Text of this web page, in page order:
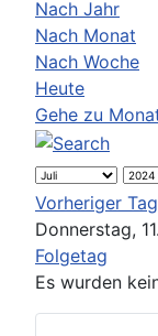
Nach Jahr
Nach Monat
Nach Woche
Heute
Gehe zu
Vorheriger Tag
Donnerstag,
Folgetag
Es wurden